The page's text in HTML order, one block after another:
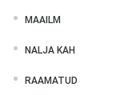
MAAILM
NALJA KAH
RAAMATUD